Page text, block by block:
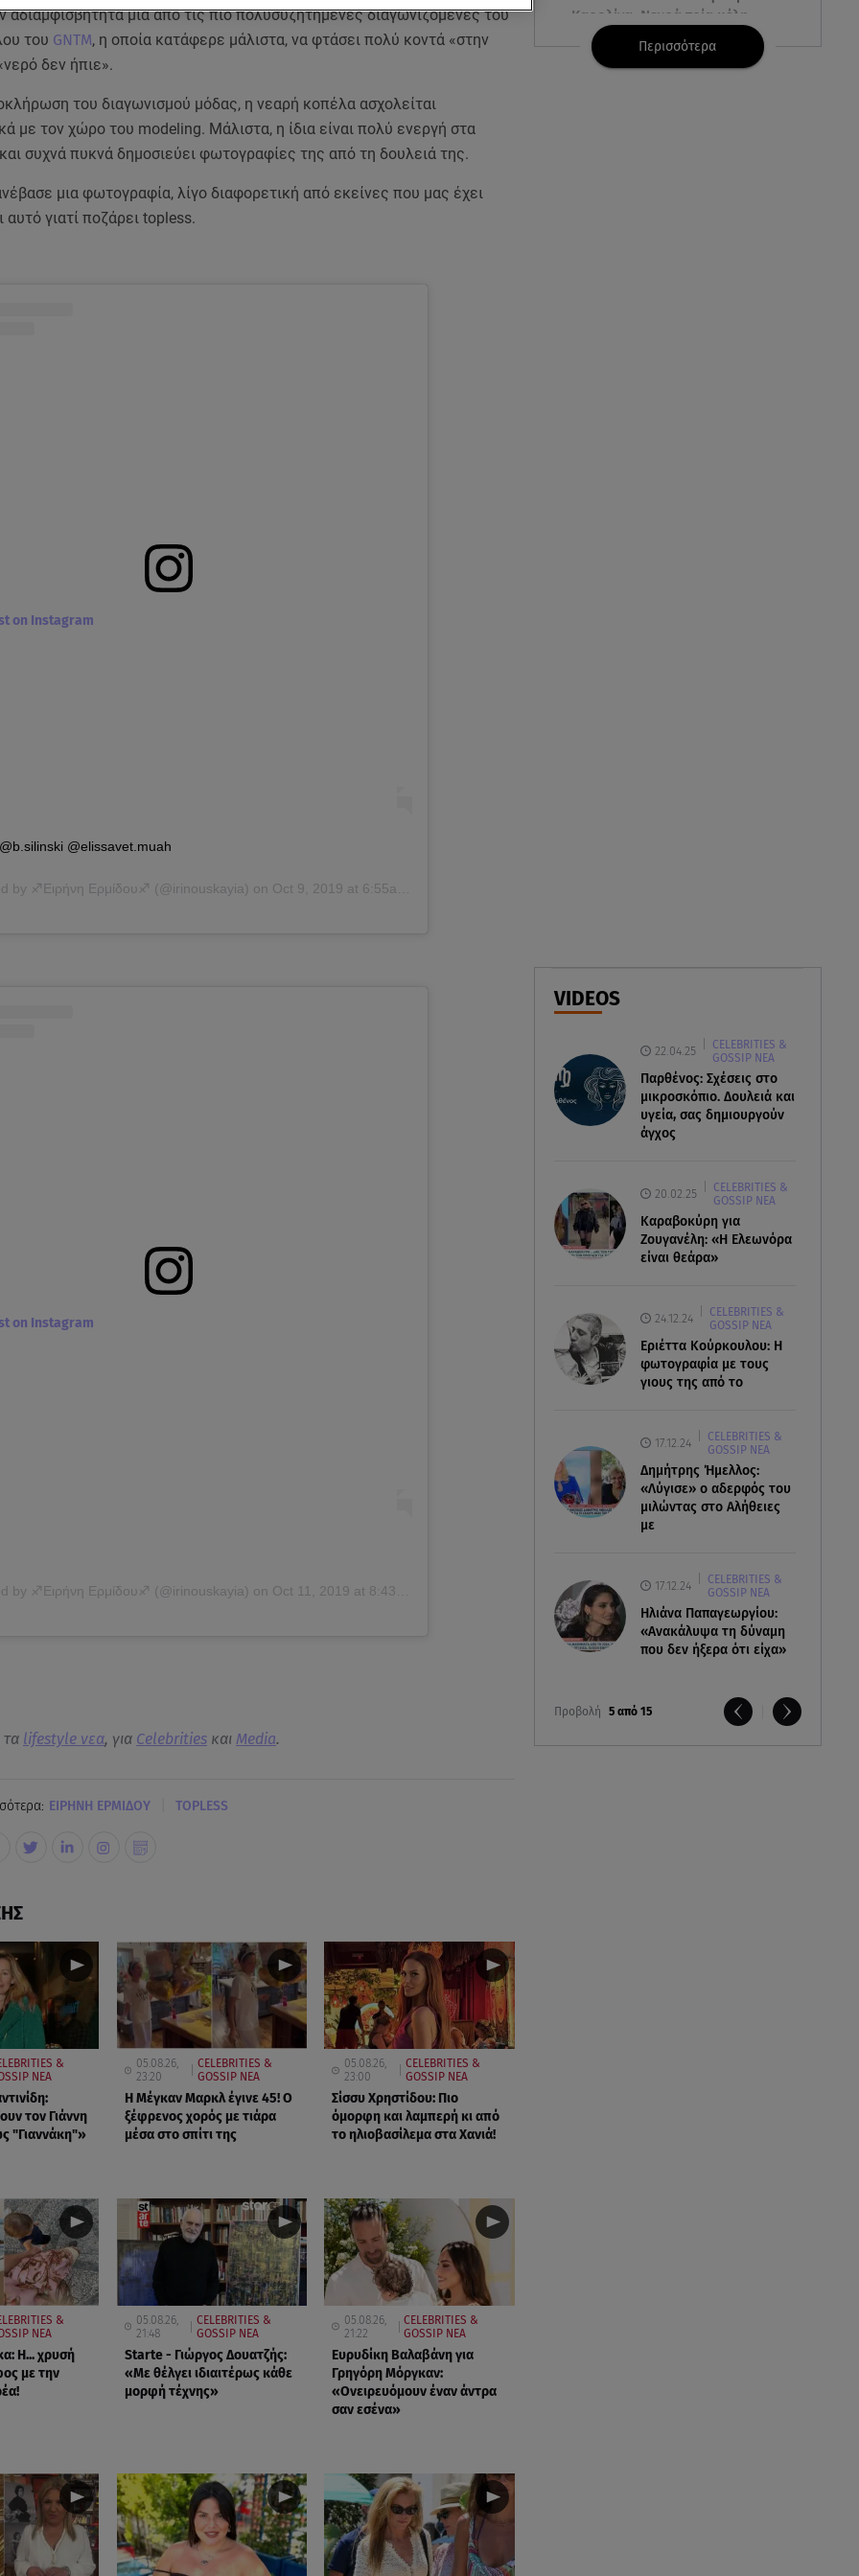
Καρολίνα: Νεκρά τρία μέλη
οικογένειας
είναι ο Έλληνας χειριστής που
σκοτώθηκε
05.08.26 , 20:36
Πόσο καιρό παίρνει σε ένα
δάσος να πρασινίσει ξανά μετά
από πυρκαγιά
Περισσότερα
VIDEOS
22.04.25
CELEBRITIES &
GOSSIP ΝΕΑ
Παρθένος: Σχέσεις στο
μικροσκόπιο. Δουλειά και
υγεία, σας δημιουργούν
άγχος
20.02.25
CELEBRITIES &
GOSSIP ΝΕΑ
Καραβοκύρη για
Ζουγανέλη: «Η Ελεωνόρα
είναι θεάρα»
24.12.24
CELEBRITIES &
GOSSIP ΝΕΑ
Εριέττα Κούρκουλου: Η
φωτογραφία με τους
γιους της από το
17.12.24
CELEBRITIES &
GOSSIP ΝΕΑ
Δημήτρης Ήμελλος:
«Λύγισε» ο αδερφός του
μιλώντας στο Αλήθειες
με
17.12.24
CELEBRITIES &
GOSSIP ΝΕΑ
Ηλιάνα Παπαγεωργίου:
«Ανακάλυψα τη δύναμη
που δεν ήξερα ότι είχα»
Προβολή 5 από 15
αδιαμφισβήτητα μια από τις πιο πολυσυζητημένες διαγωνιζόμενες του
του GNTM, η οποία κατάφερε μάλιστα, να φτάσει πολύ κοντά «στην
δεν ήπιε».
του διαγωνισμού μόδας, η νεαρή κοπέλα ασχολείται
με τον χώρο του modeling. Μάλιστα, η ίδια είναι πολύ ενεργή στα
συχνά πυκνά δημοσιεύει φωτογραφίες της από τη δουλειά της.
μια φωτογραφία, λίγο διαφορετική από εκείνες που μας έχει
αυτό γιατί ποζάρει topless.
on Instagram
@elissavet.muah
by ♐Ειρήνη Ερμίδου♐ (@irinouskayia) on Oct 9, 2019 at 6:55am PDT
on Instagram
by ♐Ειρήνη Ερμίδου♐ (@irinouskayia) on Oct 11, 2019 at 8:43am PDT
τα lifestyle νεα, για Celebritiesκαι Media.
ΕΙΡΗΝΗ ΕΡΜΙΔΟΥ TOPLESS
&
ΝΕΑ
τον Γιάννη
"Γιαννάκη"»
05.08.26,
23:20
CELEBRITIES &
GOSSIP ΝΕΑ
Η Μέγκαν Μαρκλ έγινε 45! Ο
ξέφρενος χορός με τιάρα
μέσα στο σπίτι της
05.08.26,
23:00
CELEBRITIES &
GOSSIP ΝΕΑ
Σίσσυ Χρηστίδου: Πιο
όμορφη και λαμπερή κι από
το ηλιοβασίλεμα στα Χανιά!
&
ΝΕΑ
Η... χρυσή
με την
05.08.26,
21:48
CELEBRITIES &
GOSSIP ΝΕΑ
Starte - Γιώργος Δουατζής:
«Με θέλγει ιδιαιτέρως κάθε
μορφή τέχνης»
05.08.26,
21:22
CELEBRITIES &
GOSSIP ΝΕΑ
Ευρυδίκη Βαλαβάνη για
Γρηγόρη Μόργκαν:
«Oνειρευόμουν έναν άντρα
σαν εσένα»